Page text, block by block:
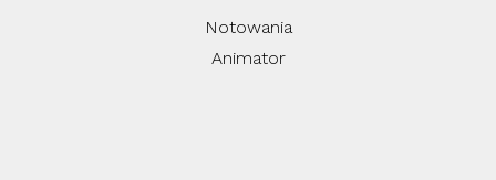
Notowania
Animator